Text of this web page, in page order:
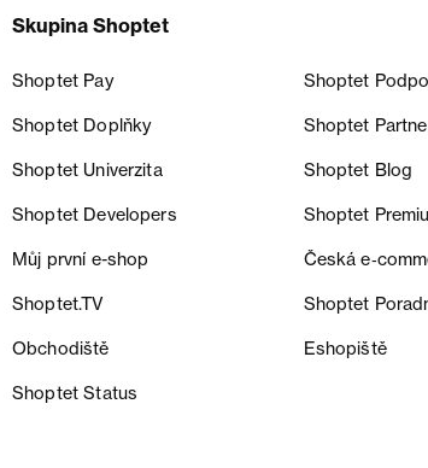
Skupina Shoptet
Shoptet Pay Shoptet
Shoptet Doplňky Shoptet
Shoptet Univerzita Shoptet Blog
Shoptet Developers Shoptet
Můj první e-shop Česká
Shoptet.TV Shoptet
Obchodiště Eshopiště
Shoptet Status